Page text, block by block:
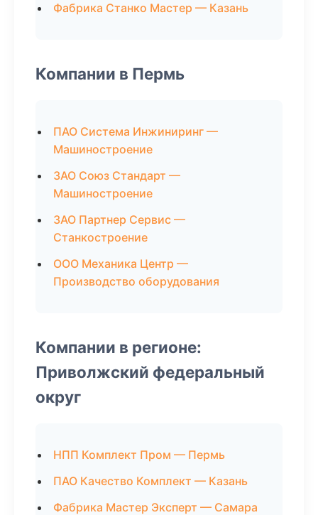
Фабрика Станко Мастер — Казань
Компании в Пермь
ПАО Система Инжиниринг —
Машиностроение
ЗАО Союз Стандарт —
Машиностроение
ЗАО Партнер Сервис —
Станкостроение
ООО Механика Центр —
Производство оборудования
Компании в регионе:
Приволжский федеральный
округ
НПП Комплект Пром — Пермь
ПАО Качество Комплект — Казань
Фабрика Мастер Эксперт — Самара